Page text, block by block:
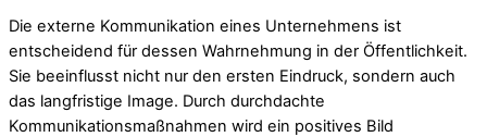
Die externe Kommunikation eines Unternehmens ist
entscheidend für dessen Wahrnehmung in der Öffentlichkeit.
Sie beeinflusst nicht nur den ersten Eindruck, sondern auch
das langfristige Image. Durch durchdachte
Kommunikationsmaßnahmen wird ein positives Bild